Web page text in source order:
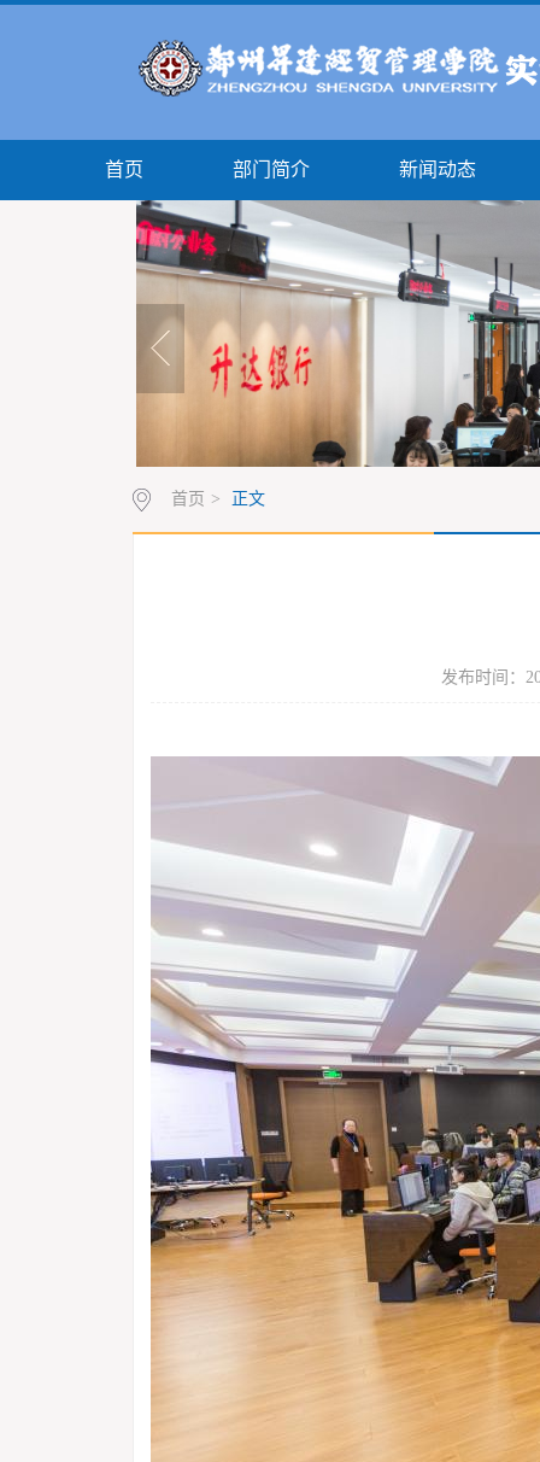
首页 部门简介 新闻动态
首页 > 正文
发布时间：